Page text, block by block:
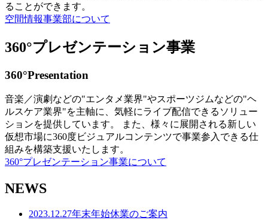
ることができます。
空間情報事業部について
360°プレゼンテーション事業
360°Presentation
音楽／演劇などの"エンタメ業界"やスポーツジムなどの"ヘ
ルスケア業界"を主軸に、気軽にライブ配信できるソリュー
ションを提供しています。 また、様々に展開される新しい
仮想市場に360度ビジュアルコンテンツで事業参入できる仕
組みを構築支援いたします。
360°プレゼンテーション事業について
NEWS
2023.12.27年末年始休業のご案内